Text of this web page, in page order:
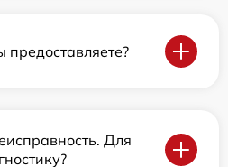
Для